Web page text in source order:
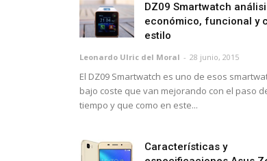
DZ09 Smartwatch
económico, funcional y
estilo
Leonardo Ulric del Moral - 28 junio, 2015
El DZ09 Smartwatch es uno de esos
bajo coste que van mejorando con el paso
tiempo y que como en este...
Características y